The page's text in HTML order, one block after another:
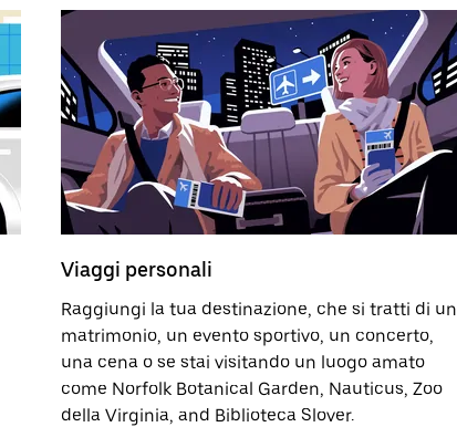
Viaggi personali
Raggiungi la tua destinazione, che si tratti di un
matrimonio, un evento sportivo, un concerto,
una cena o se stai visitando un luogo amato
come Norfolk Botanical Garden, Nauticus, Zoo
della Virginia, and Biblioteca Slover.